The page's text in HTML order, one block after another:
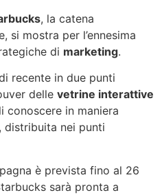
, la catena
si mostra per l’ennesima
di marketing.
recente in due punti
delle vetrine interattive
conoscere in maniera
, distribuita nei punti
è prevista fino al 26
sarà pronta a